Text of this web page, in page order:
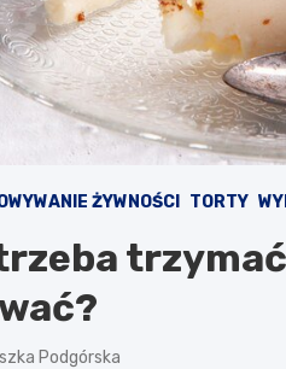
ŻYWNOŚCI TORTY
Podgórska